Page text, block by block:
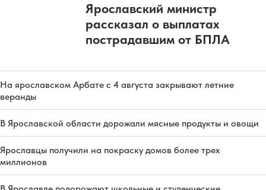
Ярославский министр
рассказал о выплатах
пострадавшим от БПЛА
На ярославском Арбате с 4 августа закрывают летние
веранды
В Ярославской области дорожали мясные продукты и овощи
Ярославцы получили на покраску домов более трех
миллионов